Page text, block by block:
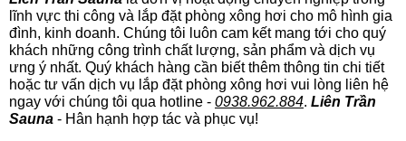
lĩnh vực thi công và lắp đặt phòng xông hơi cho mô hình gia
đình, kinh doanh. Chúng tôi luôn cam kết mang tới cho quý
khách những công trình chất lượng, sản phẩm và dịch vụ
ưng ý nhất. Quý khách hàng cần biết thêm thông tin chi tiết
hoặc tư vấn dịch vụ lắp đặt phòng xông hơi vui lòng liên hệ
ngay với chúng tôi qua hotline - 0938.962.884. Liên Trần
Sauna - Hân hạnh hợp tác và phục vụ!